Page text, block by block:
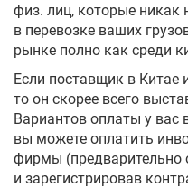
физ. лиц, которые никак
в перевозке ваших
рынке полно как среди
Если поставщик в Китае
то он скорее всего
Вариантов оплаты у вас
вы можете оплатить
фирмы (предварительно
и зарегистрировав